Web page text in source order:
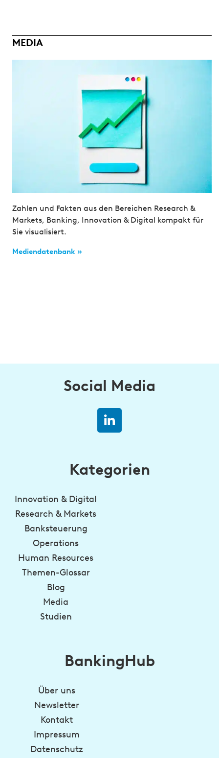
MEDIA
Zahlen und Fakten aus den Bereichen Research &
Markets, Banking, Innovation & Digital kompakt für
Sie visualisiert.
Mediendatenbank »
Social Media
Kategorien
Innovation & Digital
Research & Markets
Banksteuerung
Operations
Human Resources
Themen-Glossar
Blog
Media
Studien
BankingHub
Über uns
Newsletter
Kontakt
Impressum
Datenschutz